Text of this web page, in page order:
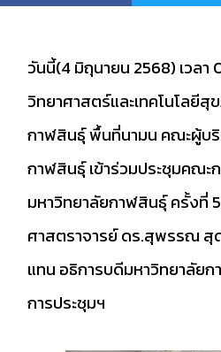
วันนี้(4 มิถุนายน 2568) เวล
วิทยาศาสตร์และเทคโนโลยี
กาฬสินธุ์ พื้นที่นามน คณะผู้บ
กาฬสินธุ์ เข้าร่วมประชุมคณะ
มหาวิทยาลัยกาฬสินธุ์ ครั้งที่
ศาสตราจารย์ ดร.สุพรรณ สุ
แทน อธิการบดีมหาวิทยาลัยก
การประชุมฯ